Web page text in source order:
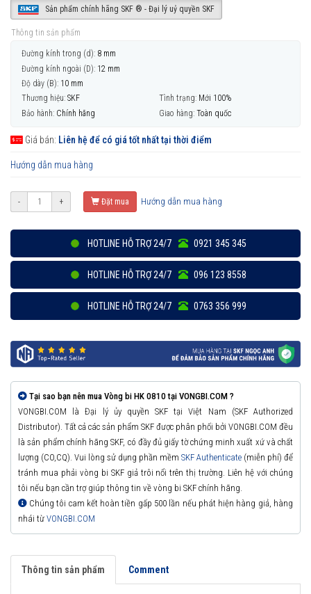
Sản phẩm chính hãng SKF ® - Đại lý uỷ quyền SKF
Thông tin sản phẩm
Đường kính trong (d): 8 mm
Đường kính ngoài (D): 12 mm
Độ dày (B): 10 mm
Thương hiệu: SKF Tình trạng: Mới 100%
Bảo hành: Chính hãng Giao hàng: Toàn quốc
Giá bán: Liên hệ để có giá tốt nhất tại thời điểm
Hướng dẫn mua hàng
- + Đặt mua Hướng dẫn mua hàng
HOTLINE HỖ TRỢ 24/7 0921 345 345
HOTLINE HỖ TRỢ 24/7 096 123 8558
HOTLINE HỖ TRỢ 24/7 0763 356 999
Tại sao bạn nên mua Vòng bi HK 0810 tại VONGBI.COM ?
VONGBI.COM là Đại lý ủy quyền SKF tại Việt Nam (SKF Authorized
Distributor). Tất cả các sản phẩm SKF được phân phối bởi VONGBI.COM đều
là sản phẩm chính hãng SKF, có đầy đủ giấy tờ chứng minh xuất xứ và chất
lượng (CO,CQ). Vui lòng sử dụng phần mềm SKF Authenticate (miễn phí) để
tránh mua phải vòng bi SKF giả trôi nổi trên thị trường. Liên hệ với chúng
tôi nếu bạn cần trợ giúp thông tin về vòng bi SKF chính hãng.
Chúng tôi cam kết hoàn tiền gấp 500 lần nếu phát hiện hàng giả, hàng
nhái từ VONGBI.COM
Thông tin sản phẩm Comment